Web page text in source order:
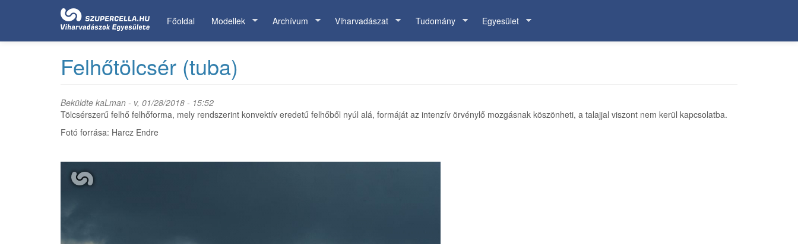
Főoldal Modellek Archívum Viharvadászat Tudomány Egyesület
Felhőtölcsér (tuba)
Beküldte kaLman - v, 01/28/2018 - 15:52
Tölcsérszerű felhő felhőforma, mely rendszerint konvektív eredetű felhőből nyúl alá, formáját az intenzív örvénylő mozgásnak köszönheti, a talajjal viszont nem kerül kapcsolatba.
Fotó forrása: Harcz Endre